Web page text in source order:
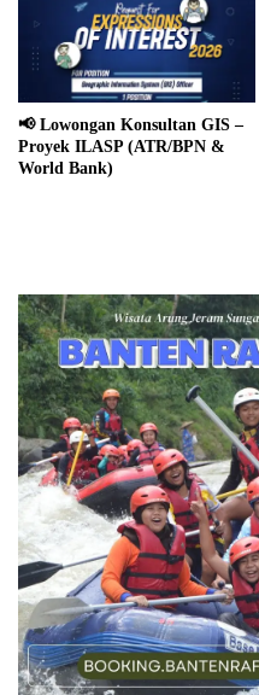
📢 Lowongan Konsultan GIS –
Proyek ILASP (ATR/BPN &
World Bank)